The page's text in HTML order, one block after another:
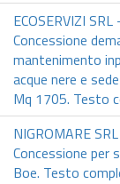
ECOSERVIZI
Concessione
mantenimento
acque nere e
Mq 1705. Testo
NIGROMARE
Concessione per
Boe. Testo